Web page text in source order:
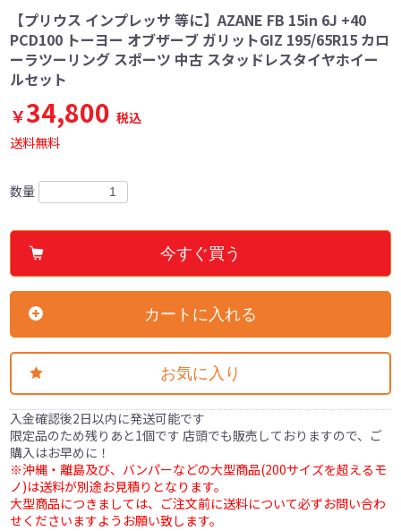
【プリウス インプレッサ 等に】AZANE FB 15in 6J +40
PCD100 トーヨー オブザーブ ガリットGIZ 195/65R15 カロ
ーラツーリング スポーツ 中古 スタッドレスタイヤホイー
ルセット
￥34,800 税込
送料無料
数量
今すぐ買う
カートに入れる
お気に入り
入金確認後2日以内に発送可能です
限定品のため残りあと1個です 店頭でも販売しておりますので、ご
購入はお早めに！
※沖縄・離島及び、バンパーなどの大型商品(200サイズを超えるモ
ノ)は送料が別途お見積りとなります。
大型商品につきましては、ご注文前に送料について必ずお問い合わ
せくださいますようお願い致します。